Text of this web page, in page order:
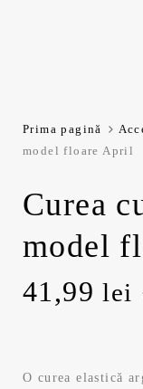
Prima pagină
model floare April
Curea
model
Prețul
a
41,99lei
Prețul
este:
O curea elastică